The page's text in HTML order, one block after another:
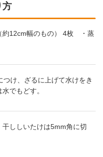
方
約12cm幅のもの） 4枚 ・蒸
け、ざるに上げて水けをき
でもどす。
ししいたけは5mm角に切